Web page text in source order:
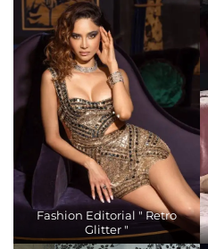
Fashion Editorial " Retro
Glitter "